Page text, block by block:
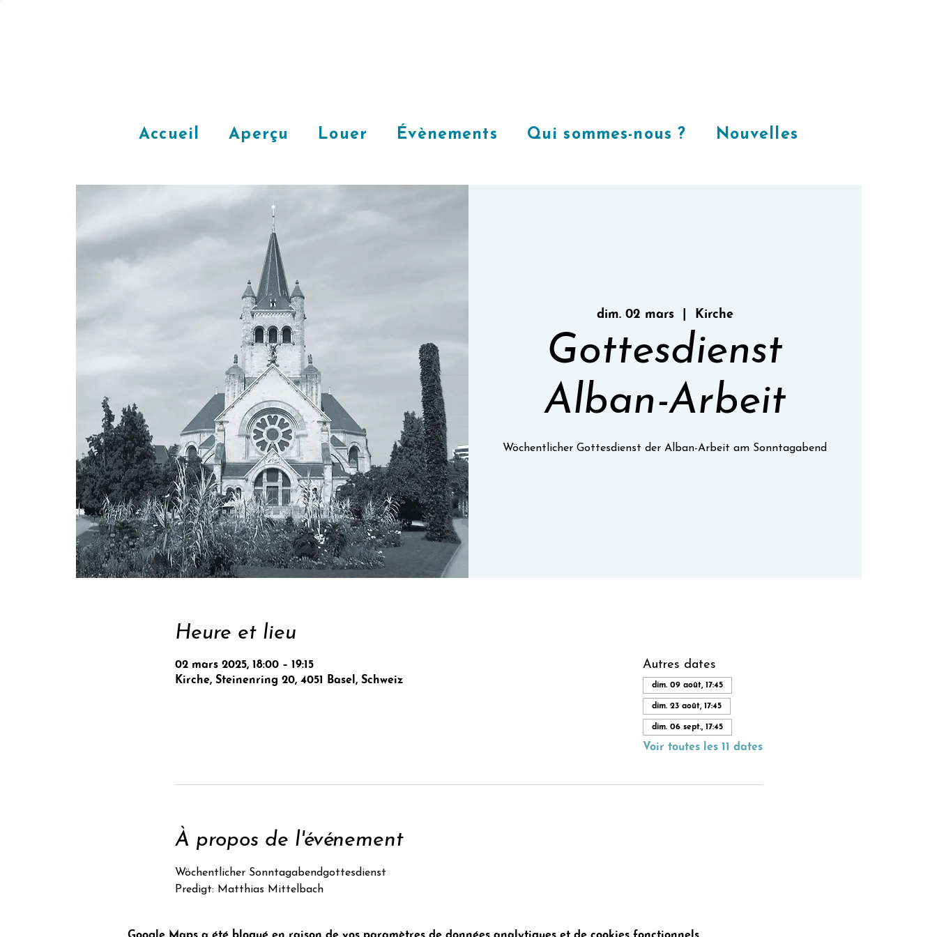
Accueil Aperçu Louer Évènements Qui sommes-nous ? Nouvelles
dim. 02 mars
  |
Kirche
Gottesdienst
Alban-Arbeit
Heure et lieu
02 mars 2025, 18:00 – 19:15
Kirche, Steinenring 20, 4051 Basel, Schweiz
Autres dates
dim. 09 août, 17:45
dim. 23 août, 17:45
dim. 06 sept., 17:45
Voir toutes les 11 dates
À propos de l'événement
Wöchentlicher Sonntagabendgottesdienst
Predigt: Matthias Mittelbach